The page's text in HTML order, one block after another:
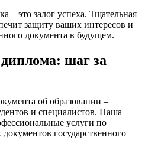
– это залог успеха. Тщательная
защиту ваших интересов и
документа в будущем.
шаг за
об образовании –
и специалистов. Наша
услуги по
государственного